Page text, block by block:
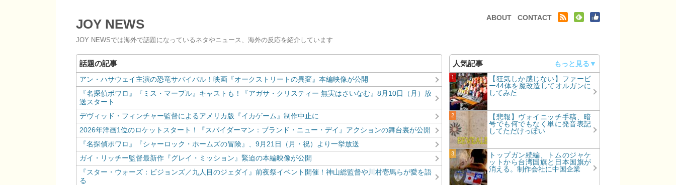
JOY NEWS
JOY NEWSでは海外で話題になっているネタやニュース、海外の反応を紹介しています
ABOUT CONTACT
アン・ハサウェイ主演の恐竜サバイバル！映画『オークストリートの異変』本編映像が公開
『名探偵ポワロ』『ミス・マープル』キャストも！『アガサ・クリスティー 無実はさいなむ』8月10日（月）放
送スタート
デヴィッド・フィンチャー監督によるアメリカ版『イカゲーム』制作中止に
2026年洋画1位のロケットスタート！『スパイダーマン：ブランド・ニュー・デイ』アクションの舞台裏が公開
『名探偵ポワロ』『シャーロック・ホームズの冒険』、9月21日（月・祝）より一挙放送
ガイ・リッチー監督最新作『グレイ・ミッション』緊迫の本編映像が公開
『スター・ウォーズ：ビジョンズ／九人目のジェダイ』前夜祭イベント開催！神山総監督や川村壱馬らが愛を語
る
人気記事
【狂気しか感じない】ファービ
ー44体を魔改造してオルガンに
してみた
【悲報】ヴォイニッチ手稿、暗
号でも何でもなく単に発音表記
してただけっぽい
トップガン続編、トムのジャケ
ットから台湾国旗と日本国旗が
消える。制作会社に中国企業